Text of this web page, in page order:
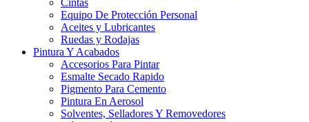
Cintas
Equipo De Protección Personal
Aceites y Lubricantes
Ruedas y Rodajas
Pintura Y Acabados
Accesorios Para Pintar
Esmalte Secado Rapido
Pigmento Para Cemento
Pintura En Aerosol
Solventes, Selladores Y Removedores